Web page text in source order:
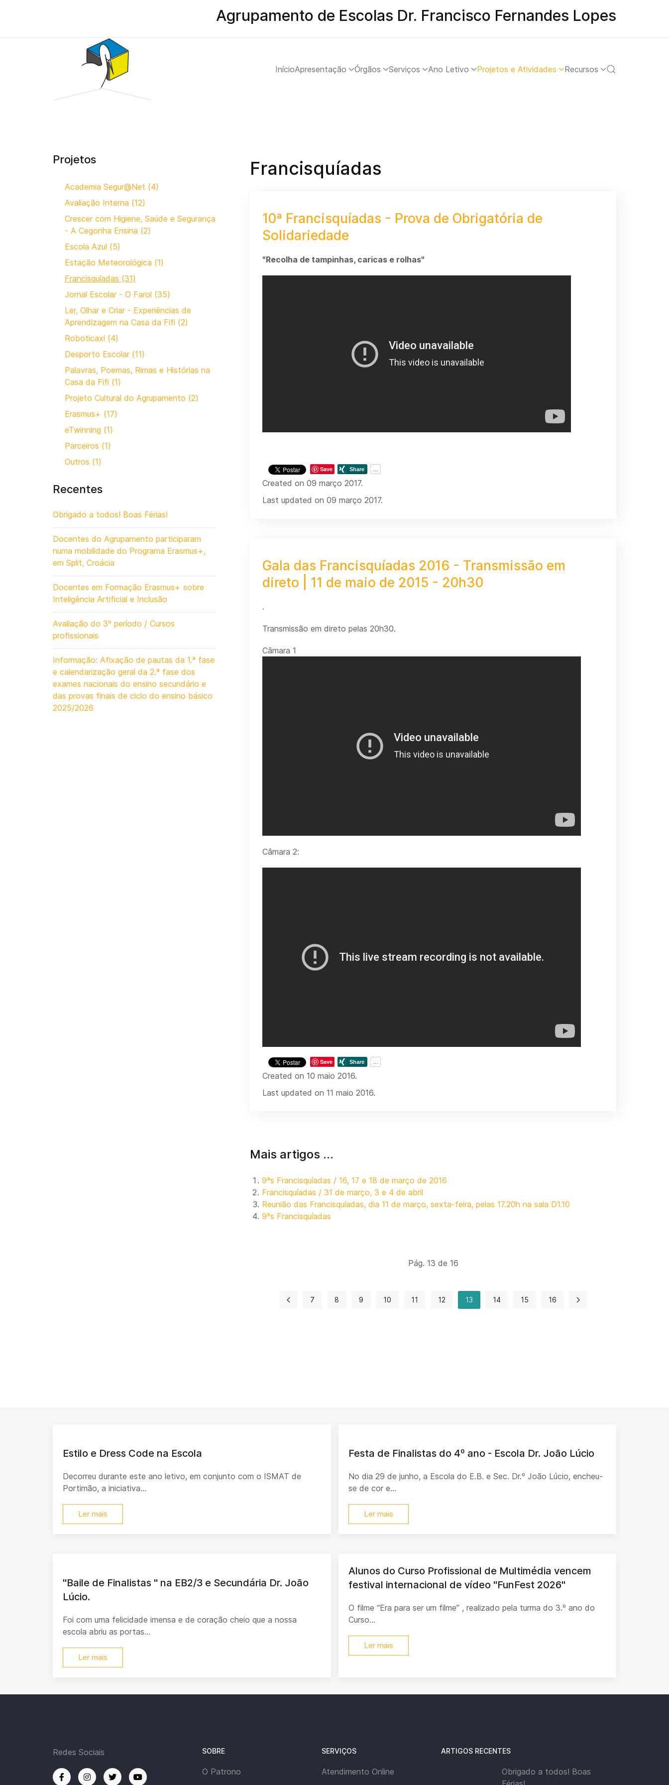
Agrupamento de Escolas Dr. Francisco Fernandes Lopes
InícioApresentação Órgãos Serviços Ano Letivo Projetos e Atividades Recursos
Projetos
Academia Segur@Net (4)
Avaliação Interna (12)
Crescer com Higiene, Saúde e Segurança
- A Cegonha Ensina (2)
Escola Azul (5)
Estação Meteorológica (1)
Francisquíadas (31)
Jornal Escolar - O Farol (35)
Ler, Olhar e Criar - Experiências de
Aprendizagem na Casa da Fifi (2)
Roboticaxl (4)
Desporto Escolar (11)
Palavras, Poemas, Rimas e Histórias na
Casa da Fifi (1)
Projeto Cultural do Agrupamento (2)
Erasmus+ (17)
eTwinning (1)
Parceiros (1)
Outros (1)
Recentes
Obrigado a todos! Boas Férias!
Docentes do Agrupamento participaram
numa mobilidade do Programa Erasmus+,
em Split, Croácia
Docentes em Formação Erasmus+ sobre
Inteligência Artificial e Inclusão
Avaliação do 3º período / Cursos
profissionais
Informação: Afixação de pautas da 1.ª fase
e calendarização geral da 2.ª fase dos
exames nacionais do ensino secundário e
das provas finais de ciclo do ensino básico
2025/2026
Francisquíadas
10ª Francisquíadas - Prova de Obrigatória de
Solidariedade
"Recolha de tampinhas, caricas e rolhas"
Save
Created on 09 março 2017.
Last updated on 09 março 2017.
Gala das Francisquíadas 2016 - Transmissão em
direto | 11 de maio de 2015 - 20h30
.
Transmissão em direto pelas 20h30.
Câmara 1
Câmara 2:
Save
Created on 10 maio 2016.
Last updated on 11 maio 2016.
Mais artigos …
9ªs Francisquíadas / 16, 17 e 18 de março de 2016
Francisquíadas / 31 de março, 3 e 4 de abril
Reunião das Francisquíadas, dia 11 de março, sexta-feira, pelas 17.20h na sala D1.10
9ªs Francisquíadas
Pág. 13 de 16
7 8 9 10 11 12 13 14 15 16
Estilo e Dress Code na Escola
Decorreu durante este ano letivo, em conjunto com o ISMAT de
Portimão, a iniciativa...
Ler mais
Festa de Finalistas do 4º ano - Escola Dr. João Lúcio
No dia 29 de junho, a Escola do E.B. e Sec. Dr.º João Lúcio, encheu-
se de cor e...
Ler mais
"Baile de Finalistas " na EB2/3 e Secundária Dr. João
Lúcio.
Foi com uma felicidade imensa e de coração cheio que a nossa
escola abriu as portas...
Ler mais
Alunos do Curso Profissional de Multimédia vencem
festival internacional de vídeo "FunFest 2026"
O filme “Era para ser um filme” , realizado pela turma do 3.º ano do
Curso...
Ler mais
Redes Sociais SOBRE
O Patrono
SERVIÇOS
Atendimento Online
ARTIGOS RECENTES
Obrigado a todos! Boas